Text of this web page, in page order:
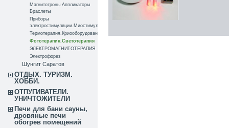
Магнитотроны Аппликаторы
Браслеты
Приборы
электростимуляции.Миостимуляторы
Термотерапия.Криооборудование
Фототерапия.Светотерапия
ЭЛЕКТРОМАГНИТОТЕРАПИЯ
Электрофорез
Шунгит Саратов
ОТДЫХ. ТУРИЗМ.
ХОББИ.
ОТПУГИВАТЕЛИ.
УНИЧТОЖИТЕЛИ
Печи для бани сауны,
дровяные печи
обогрев помещений